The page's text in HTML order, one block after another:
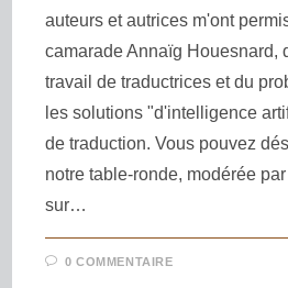
auteurs et autrices m'ont
camarade Annaïg Houesnard,
travail de traductrices et du
les solutions "d'intelligence
de traduction. Vous pouvez
notre table-ronde, modérée
sur…
0 COMMENTAIRE